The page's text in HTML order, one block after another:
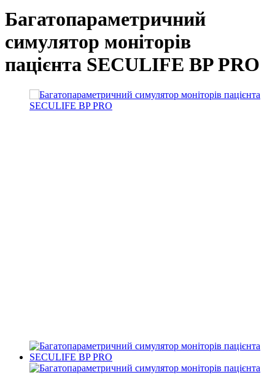
Багатопараметричний
симулятор моніторів
пацієнта SECULIFE BP PRO